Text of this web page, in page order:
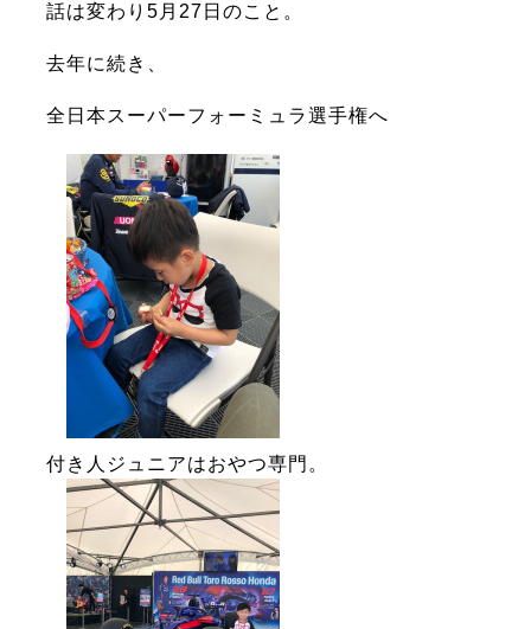
話は変わり5月27日のこと。
去年に続き、
全日本スーパーフォーミュラ選手権へ
付き人ジュニアはおやつ専門。